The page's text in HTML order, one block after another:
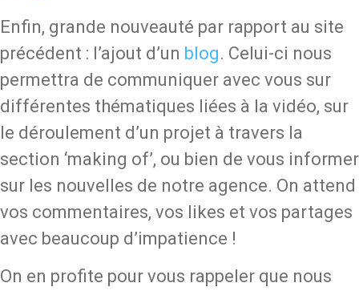
Enfin, grande nouveauté par rapport au site
précédent : l’ajout d’un blog. Celui-ci nous
permettra de communiquer avec vous sur
différentes thématiques liées à la vidéo, sur
le déroulement d’un projet à travers la
section ‘making of’, ou bien de vous informer
sur les nouvelles de notre agence. On attend
vos commentaires, vos likes et vos partages
avec beaucoup d’impatience !
On en profite pour vous rappeler que nous